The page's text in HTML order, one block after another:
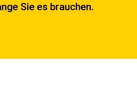
Sie es brauchen.